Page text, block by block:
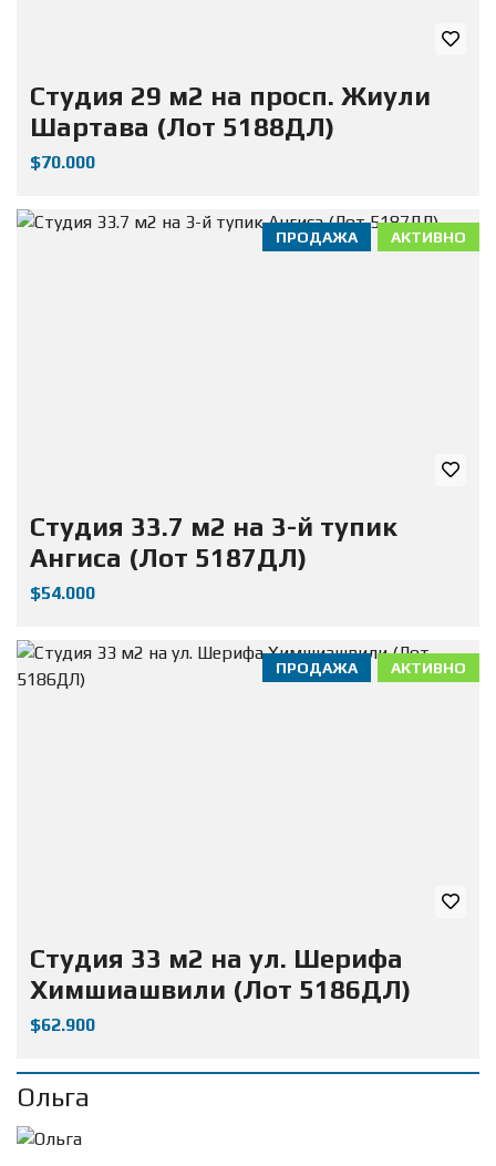
Студия 29 м2 на просп. Жиули
Шартава (Лот 5188ДЛ)
$70.000
АКТИВНО
ПРОДАЖА
Студия 33.7 м2 на 3-й тупик
Ангиса (Лот 5187ДЛ)
$54.000
АКТИВНО
ПРОДАЖА
Студия 33 м2 на ул. Шерифа
Химшиашвили (Лот 5186ДЛ)
$62.900
Ольга